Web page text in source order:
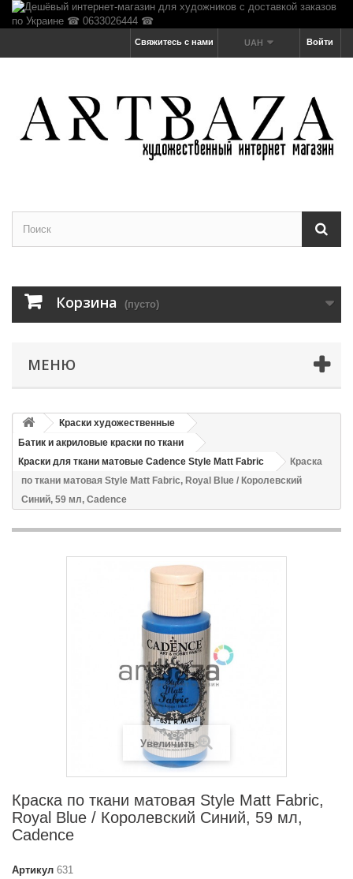
Войти
UAH
Свяжитесь с нами
Корзина (пусто)
МЕНЮ
Краски художественные
Батик и акриловые краски по ткани
Краски для ткани матовые Cadence Style Matt Fabric
Краска
по ткани матовая Style Matt Fabric, Royal Blue / Королевский
Синий, 59 мл, Cadence
Увеличить
Краска по ткани матовая Style Matt Fabric,
Royal Blue / Королевский Синий, 59 мл,
Cadence
Артикул 631